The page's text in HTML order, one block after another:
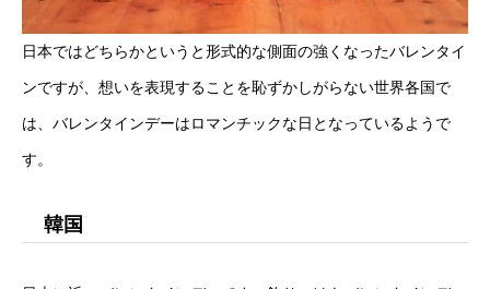
日本ではどちらかというと形式的な側面の強くなったバレンタイ
ンですが、想いを表現することを恥ずかしがらない世界各国で
は、バレンタインデーはロマンチックな日となっているようで
す。
韓国